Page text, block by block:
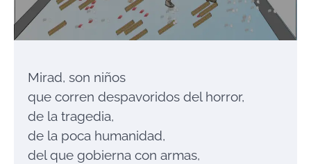
Mirad, son niños
que corren despavoridos del horror,
de la tragedia,
de la poca humanidad,
del que gobierna con armas,